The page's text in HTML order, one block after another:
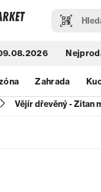
Zahrada
Vějír dřevěný - Zitan